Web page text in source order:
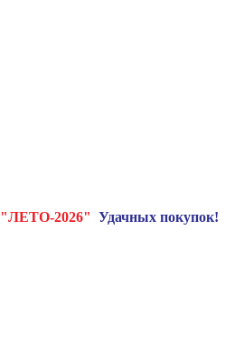
"ЛЕТО-2026" Удачных покупок!